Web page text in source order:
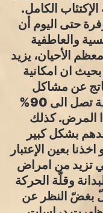
الكامل.
حتى اليوم أن
والعاطفية
الأحيان، يزيد
ان امكانية
عن مشاكل
تصلّب الشرايين تزداد بنسبة مهولة تصل الى 90%
المرض. كذلك
بشكل كبير
بعين الإعتبار
تزيد من امراض
وقلّة الحركة
بغضّ النظر عن